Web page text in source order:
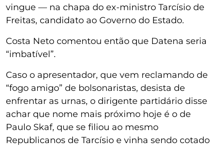
vingue — na chapa do ex-ministro Tarcísio de
Freitas, candidato ao Governo do Estado.
Costa Neto comentou então que Datena seria
“imbatível”.
Caso o apresentador, que vem reclamando de
“fogo amigo” de bolsonaristas, desista de
enfrentar as urnas, o dirigente partidário disse
achar que nome mais próximo hoje é o de
Paulo Skaf, que se filiou ao mesmo
Republicanos de Tarcísio e vinha sendo cotado